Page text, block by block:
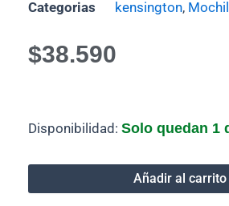
Categorias
kensington,
$38.590
Disponibilidad: Solo quedan 1
Maletín
Kensington
Añadir al carrito